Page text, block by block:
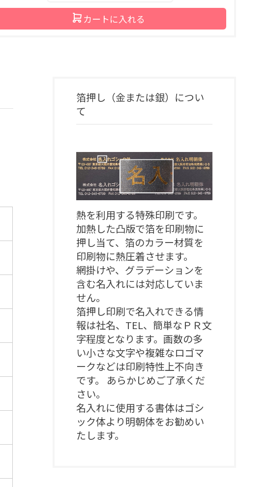
カートに入れる
箔押し（金または銀） につい
て
熱を利用する特殊印刷です。
加熱した凸版で箔を印刷物に
押し当て、箔のカラー材質を
印刷物に熱圧着させます。
網掛けや、グラデーションを
含む名入れには対応していま
せん。
箔押し印刷で名入れできる情
報は社名、TEL、簡単なＰＲ文
字程度となります。画数の多
い小さな文字や複雑なロゴマ
ークなどは印刷特性上不向き
です。 あらかじめご了承くだ
さい。
名入れに使用する書体はゴシ
ック体より明朝体をお勧めい
たします。